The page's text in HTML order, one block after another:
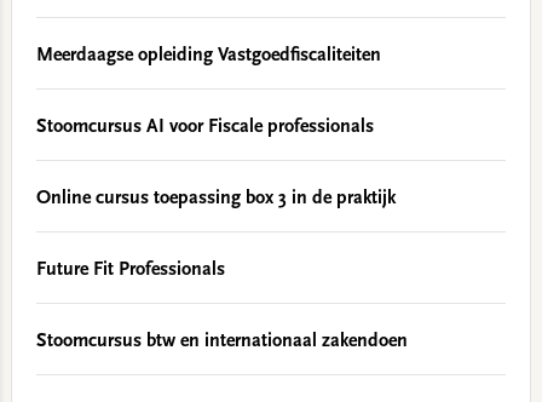
Meerdaagse opleiding Vastgoedfiscaliteiten
Stoomcursus AI voor Fiscale professionals
Online cursus toepassing box 3 in de praktijk
Future Fit Professionals
Stoomcursus btw en internationaal zakendoen